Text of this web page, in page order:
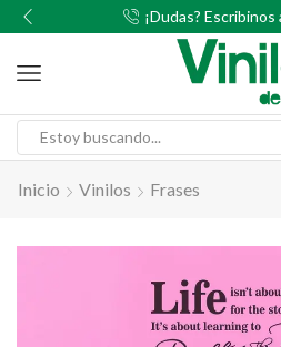
¡Dudas?
Inicio Vinilos Frases